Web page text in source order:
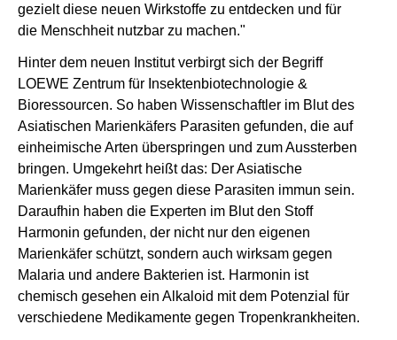
gezielt diese neuen Wirkstoffe zu entdecken und für
die Menschheit nutzbar zu machen."
Hinter dem neuen Institut verbirgt sich der Begriff
LOEWE Zentrum für Insektenbiotechnologie &
Bioressourcen. So haben Wissenschaftler im Blut des
Asiatischen Marienkäfers Parasiten gefunden, die auf
einheimische Arten überspringen und zum Aussterben
bringen. Umgekehrt heißt das: Der Asiatische
Marienkäfer muss gegen diese Parasiten immun sein.
Daraufhin haben die Experten im Blut den Stoff
Harmonin gefunden, der nicht nur den eigenen
Marienkäfer schützt, sondern auch wirksam gegen
Malaria und andere Bakterien ist. Harmonin ist
chemisch gesehen ein Alkaloid mit dem Potenzial für
verschiedene Medikamente gegen Tropenkrankheiten.